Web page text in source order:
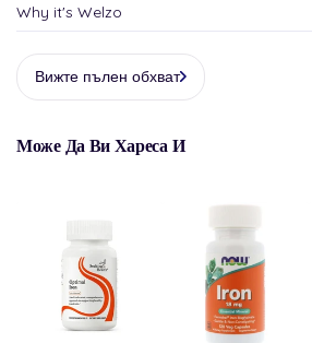
Why it's Welzo
Вижте пълен обхват
Може Да Ви Хареса И